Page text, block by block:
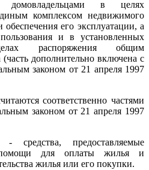
домовладельцами в целях
комплексом недвижимого
его эксплуатации, а
и в установленных
распоряжения общим
дополнительно включена с
законом от 21 апреля 1997
соответственно частями
законом от 21 апреля 1997
средства, предоставляемые
для оплаты жилья и
жилья или его покупки.